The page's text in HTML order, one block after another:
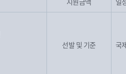
선발 및 기준 국